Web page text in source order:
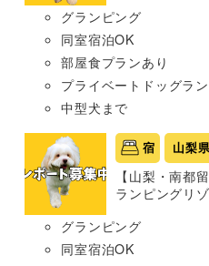
グランピング
同室宿泊OK
部屋食プランあり
プライベートドッグラ
中型犬まで
宿 山梨県
【山梨・南都
ランピングリゾ
グランピング
同室宿泊OK